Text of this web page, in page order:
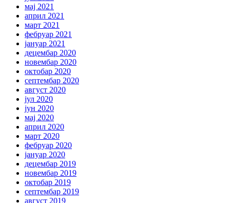
мај 2021
април 2021
март 2021
фебруар 2021
јануар 2021
децембар 2020
новембар 2020
октобар 2020
септембар 2020
август 2020
јул 2020
јун 2020
мај 2020
април 2020
март 2020
фебруар 2020
јануар 2020
децембар 2019
новембар 2019
октобар 2019
септембар 2019
август 2019